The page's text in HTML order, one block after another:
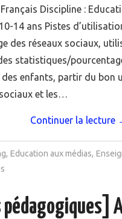
Français Discipline :
14 ans Pistes
des réseaux sociaux,
statistiques/
enfants, partir du bon
et les…
Continuer la lecture
, Education aux médias,
pédagogiques]